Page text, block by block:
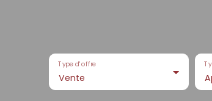
Vente
Type d'offre